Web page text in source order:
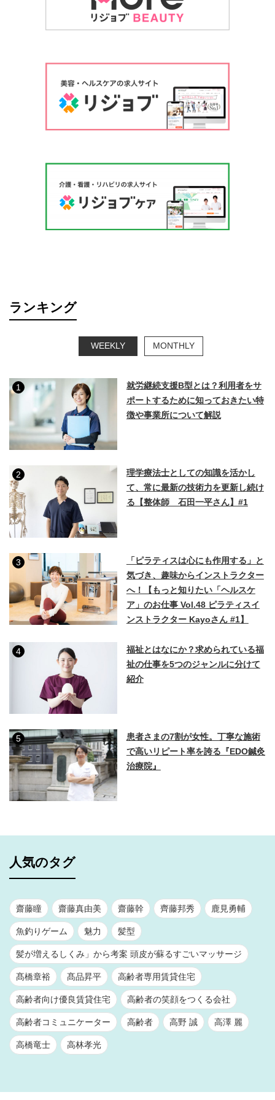
ランキング
WEEKLY MONTHLY
1
就労継続支援B型とは？利用者をサ
ポートするために知っておきたい特
徴や事業所について解説
2
理学療法士としての知識を活かし
て、常に最新の技術力を更新し続け
る【整体師 石田一平さん】#1
3
「ピラティスは心にも作用する」と
気づき、趣味からインストラクター
へ！【もっと知りたい「ヘルスケ
ア」のお仕事 Vol.48 ピラティスイ
ンストラクター Kayoさん #1】
4
福祉とはなにか？求められている福
祉の仕事を5つのジャンルに分けて
紹介
5
患者さまの7割が女性。丁寧な施術
で高いリピート率を誇る『EDO鍼灸
治療院』
人気のタグ
齋藤瞳 齋藤真由美 齋藤幹 齊藤邦秀 鹿見勇輔
魚釣りゲーム 魅力 髪型
髪が増えるしくみ」から考案 頭皮が蘇るすごいマッサージ
髙橋章裕 髙品昇平 高齢者専用賃貸住宅
高齢者向け優良賃貸住宅 高齢者の笑顔をつくる会社
高齢者コミュニケーター 高齢者 高野 誠 高澤 麗
高橋竜士 高林孝光